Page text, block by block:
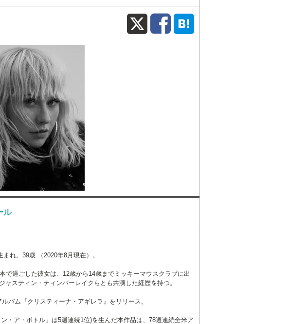
X Facebook
ル
れ。39歳 （2020年8月現在）。
で過ごした彼女は、12歳から14歳までミッキーマウスクラブに出
スティン・ティンバーレイクらとも共演した経歴を持つ。
バム『クリスティーナ・アギレラ』をリリース。
・ア・ボトル」は5週連続1位)を生んだ本作品は、78週連続全米ア